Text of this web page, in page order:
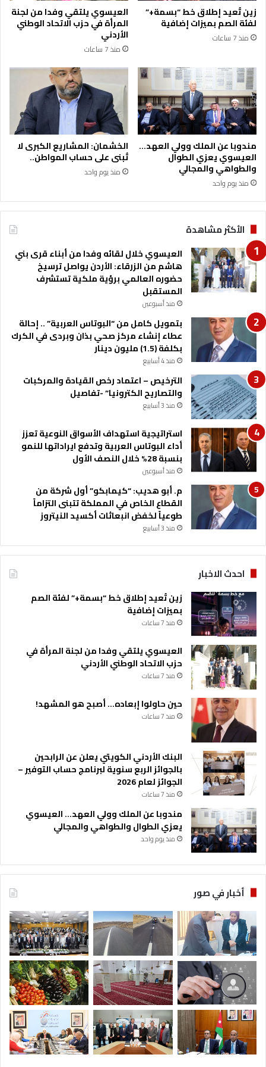
ا
ت
ف
ق
ت
ي
ي
ا
ن
ع
ا
ر
ض
غ
ا
ر
ا
ا
إ
س
ا
ئ
ي
ل
ي
ل
ي
ل
ا
ع
ل
ى
ل
ن
ا
زين تُعيد إطلاق خط “بسمة+”
لفئة الصم بميزات إضافية
منذ 7 ساعات
العيسوي يلتقي وفدا من لجنة
المرأة في حزب الاتحاد الوطني
الأردني
منذ 7 ساعات
مندوبا عن الملك وولي العهد…
العيسوي يعزي الطوال
والطواهي والمجالي
منذ يوم واحد
الخشمان: المشاريع الكبرى لا
تُبنى على حساب المواطن..
منذ يوم واحد
الأكثر مشاهدة
العيسوي خلال لقائه وفدا من أبناء قرى بني
هاشم من الزرقاء: الأردن يواصل ترسيخ
حضوره العالمي برؤية ملكية تستشرف
المستقبل
منذ أسبوعين
بتمويل كامل من “البوتاس العربية” .. إحالة
عطاء إنشاء مركز صحي بذان وبردى في الكرك
بكلفة (1.5) مليون دينار
منذ 4 أسابيع
الترخيص – اعتماد رخص القيادة والمركبات
والتصاريح الكترونيا” -تفاصيل
منذ 3 أسابيع
استراتيجية استهداف الأسواق النوعية تعزز
أداء البوتاس العربية وتدفع ايراداتها للنمو
بنسبة 28% خلال النصف الأول
منذ أسبوعين
م. أبو هديب: “كيمابكو” أول شركة من
القطاع الخاص في المملكة تتبنى التزاماً
طوعياً لخفض انبعاثات أكسيد النيتروز
منذ 3 أسابيع
احدث الاخبار
زين تُعيد إطلاق خط “بسمة+” لفئة الصم
بميزات إضافية
منذ 7 ساعات
العيسوي يلتقي وفدا من لجنة المرأة في
حزب الاتحاد الوطني الأردني
منذ 7 ساعات
حين حاولوا إبعاده… أصبح هو المشهد!
منذ 7 ساعات
البنك الأردني الكويتي يعلن عن الرابحين
بالجوائز الربع سنوية لبرنامج حساب التوفير –
الجوائز لعام 2026
منذ 7 ساعات
مندوبا عن الملك وولي العهد… العيسوي
يعزي الطوال والطواهي والمجالي
منذ يوم واحد
أخبار في صور